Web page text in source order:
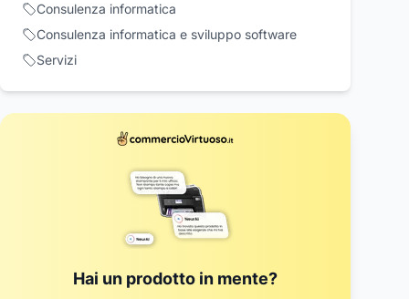
Acquista ora
a 105 ° (ME71110S0)
MAB
245,42 €
Consulenza informatica
Consulenza informatica e sviluppo software
Servizi
Hai un prodotto in mente?